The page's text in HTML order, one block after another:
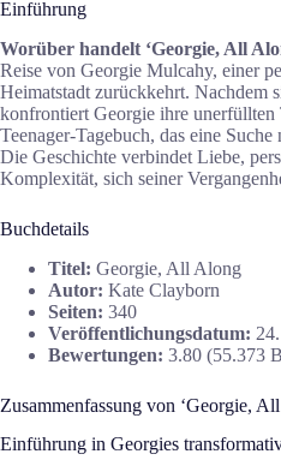
Einführung
Worüber handelt ‘Georgie, All
Reise von Georgie Mulcahy, einer
Heimatstadt zurückkehrt. Nachdem
konfrontiert Georgie ihre unerfüllten
Teenager-Tagebuch, das eine
Die Geschichte verbindet Liebe,
Komplexität, sich seiner
Buchdetails
Titel: Georgie, All Along
Autor: Kate Clayborn
Seiten: 340
Veröffentlichungsdatum:
Bewertungen: 3.80 (55.373
Zusammenfassung von ‘Georgie,
Einführung in Georgies